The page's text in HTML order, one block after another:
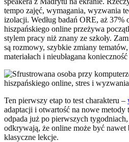
tempo zajęć, wymagania, wyzwania
izolacji. Według badań ORE, aż 37%
hiszpańskiego online przeżywa
stylem pracy niż znany ze szkoły.
są rozmowy, szybkie zmiany
materiałach i nieubłagana
Ten pierwszy etap to test charakteru –
adaptacji i otwartość na nowe metody
odpada już po pierwszych
odkrywają, że online może być nawet
klasyczne lekcje.